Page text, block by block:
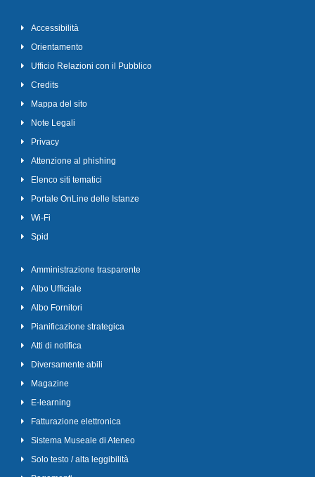
Accessibilità
Orientamento
Ufficio Relazioni con il Pubblico
Credits
Mappa del sito
Note Legali
Privacy
Attenzione al phishing
Elenco siti tematici
Portale OnLine delle Istanze
Wi-Fi
Spid
Amministrazione trasparente
Albo Ufficiale
Albo Fornitori
Pianificazione strategica
Atti di notifica
Diversamente abili
Magazine
E-learning
Fatturazione elettronica
Sistema Museale di Ateneo
Solo testo / alta leggibilità